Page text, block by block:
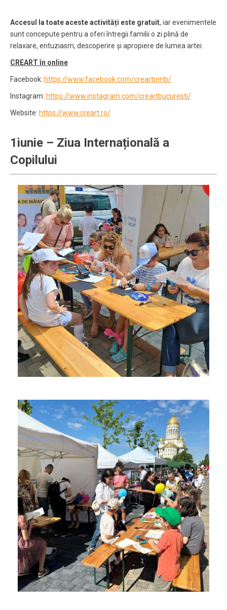
Accesul la toate aceste activități este gratuit, iar evenimentele
sunt concepute pentru a oferi întregii familii o zi plină de
relaxare, entuziasm, descoperire și apropiere de lumea artei.
CREART în online
Facebook: https://www.facebook.com/creartpmb/
Instagram: https://www.instagram.com/creartbucuresti/
Website: https://www.creart.ro/
1iunie – Ziua Internațională a
Copilului